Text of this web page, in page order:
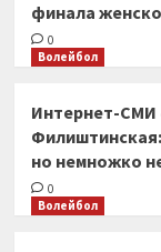
финала
0
Волейбол
Интернет-СМИ
но немножко
0
Волейбол